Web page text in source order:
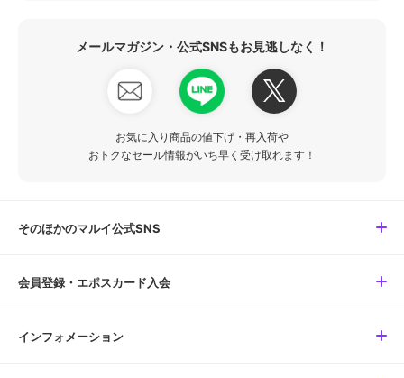
メールマガジン・公式SNSもお見逃しなく！
お気に入り商品の値下げ・再入荷や
おトクなセール情報がいち早く受け取れます！
そのほかのマルイ公式SNS
会員登録・エポスカード入会
インフォメーション